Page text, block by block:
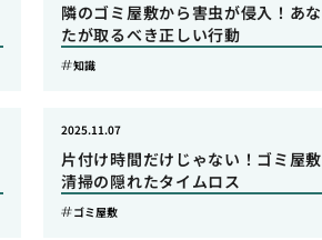
隣のゴミ屋敷から害虫が侵入！あな
たが取るべき正しい行動
知識
片付け時間だけじゃない！ゴミ屋敷
清掃の隠れたタイムロス
2025.11.07
ゴミ屋敷